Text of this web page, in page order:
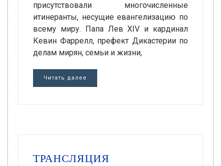
присутствовали многочисленные
итинеранты, несущие евангелизацию по
всему миру. Папа Лев XIV и кардинал
Кевин Фаррелл, префект Дикастерии по
делам мирян, семьи и жизни,
Читать далее
ТРАНСЛЯЦИЯ